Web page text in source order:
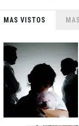
MAS VISTOS